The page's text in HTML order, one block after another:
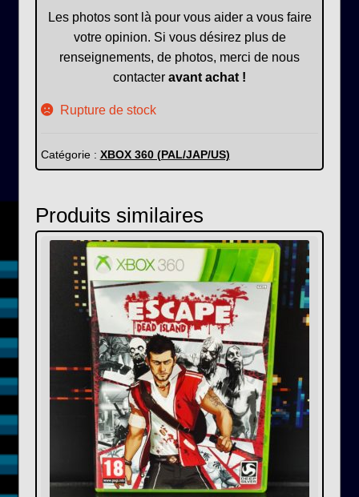
Les photos sont là pour vous aider a vous faire
votre opinion. Si vous désirez plus de
renseignements, de photos, merci de nous
contacter avant achat !
Rupture de stock
Catégorie : XBOX 360 (PAL/JAP/US)
Produits similaires